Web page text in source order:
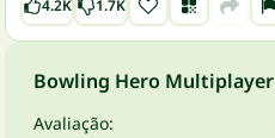
4.2K 1.7K
Bowling Hero Multiplayer
Avaliação: